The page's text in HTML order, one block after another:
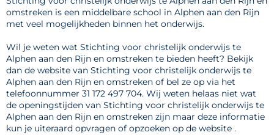
omstreken is een middelbare school in Alphen aan den Rijn
met veel mogelijkheden binnen het onderwijs.
Wil je weten wat Stichting voor christelijk onderwijs te
Alphen aan den Rijn en omstreken te bieden heeft? Bekijk
dan de website van Stichting voor christelijk onderwijs te
Alphen aan den Rijn en omstreken of bel ze op via het
telefoonnummer 31 172 497 704. Wij weten helaas niet wat
de openingstijden van Stichting voor christelijk onderwijs te
Alphen aan den Rijn en omstreken zijn maar deze informatie
kun je uiteraard opvragen of opzoeken op de website .